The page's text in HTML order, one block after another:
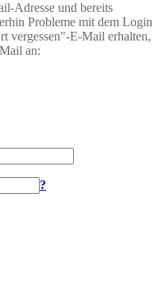
Adresse und bereits
Probleme mit dem Login
vergessen"-E-Mail erhalten,
an:
?